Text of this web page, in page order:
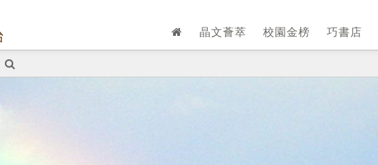
晶文薈萃 校園金榜 巧書店